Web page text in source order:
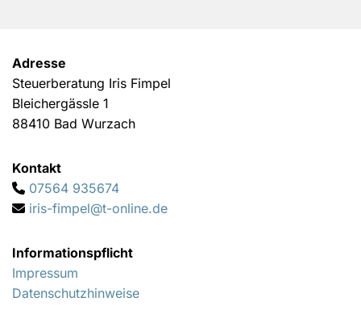
Adresse
Steuerberatung Iris Fimpel
Bleichergässle 1
88410 Bad Wurzach
Kontakt
 07564 935674
 iris-fimpel@t-online.de
Informationspflicht
Impressum
Datenschutzhinweise